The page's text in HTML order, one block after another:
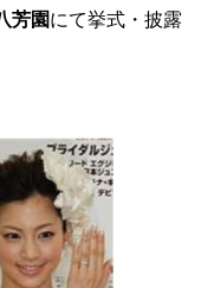
芳園にて挙式・披露